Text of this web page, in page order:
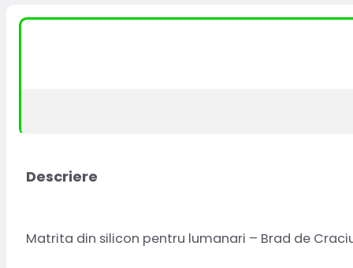
Descriere
Matrita din silicon pentru lumanari – Brad de